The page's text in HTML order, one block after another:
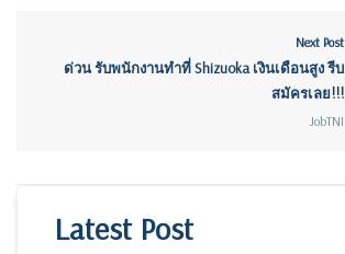
Next Post
ด่วน รับพนักงานทำที่ Shizuoka เงินเดือนสูง รีบ
สมัครเลย!!!
JobTNI
Latest Post